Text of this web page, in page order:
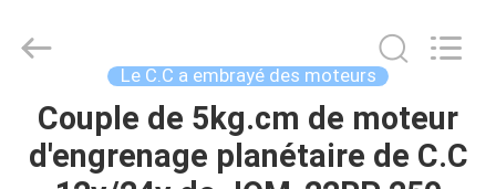
LA
Junqi
International
Reserved.
Le C.C a embrayé des moteurs
Couple de 5kg.cm de moteur
d'engrenage planétaire de C.C